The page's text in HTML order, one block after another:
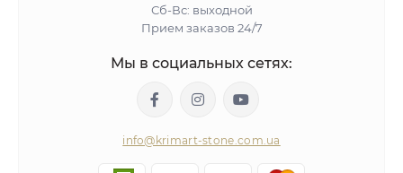
Сб-Вс: выходной
Прием заказов 24/7
Мы в социальных сетях:
info@krimart-stone.com.ua